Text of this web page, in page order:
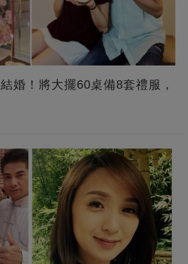
婚！將大擺60桌備8套禮服，